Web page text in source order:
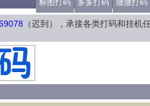
标图打码 多多打码 微微打码
（迟到），承接各类打码和挂机